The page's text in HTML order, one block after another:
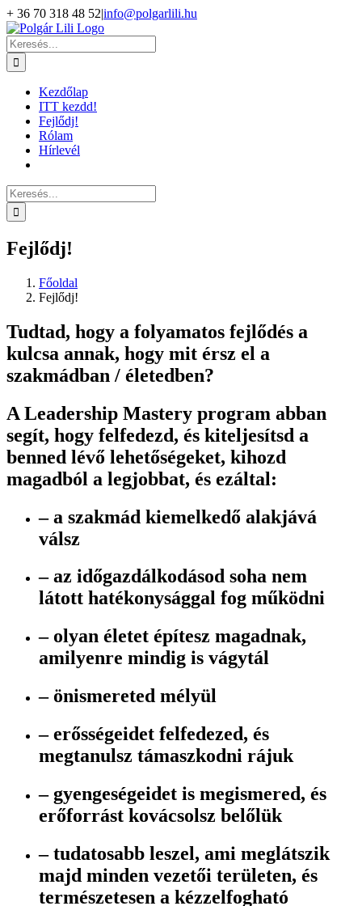
Kihagyás
+ 36 70 318 48 52|info@polgarlili.hu
Keresés...
Kezdőlap
ITT kezdd!
Fejlődj!
Rólam
Hírlevél
Keresés...
Fejlődj!
Főoldal
Fejlődj!
Tudtad, hogy a folyamatos fejlődés a
kulcsa annak, hogy mit érsz el a
szakmádban / életedben?
A Leadership Mastery program abban
segít, hogy felfedezd, és kiteljesítsd a
benned lévő lehetőségeket, kihozd
magadból a legjobbat, és ezáltal:
– a szakmád kiemelkedő alakjává
válsz
– az időgazdálkodásod soha nem
látott hatékonysággal fog működni
– olyan életet építesz magadnak,
amilyenre mindig is vágytál
– önismereted mélyül
– erősségeidet felfedezed, és
megtanulsz támaszkodni rájuk
– gyengeségeidet is megismered, és
erőforrást kovácsolsz belőlük
– tudatosabb leszel, ami meglátszik
majd minden vezetői területen, és
természetesen a kézzelfogható